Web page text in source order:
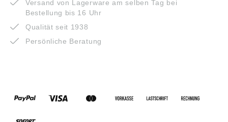
Versand von Lagerware am selben Tag bei
Bestellung bis 16 Uhr
Qualität seit 1938
Persönliche Beratung